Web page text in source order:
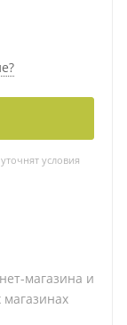
условия
магазина и